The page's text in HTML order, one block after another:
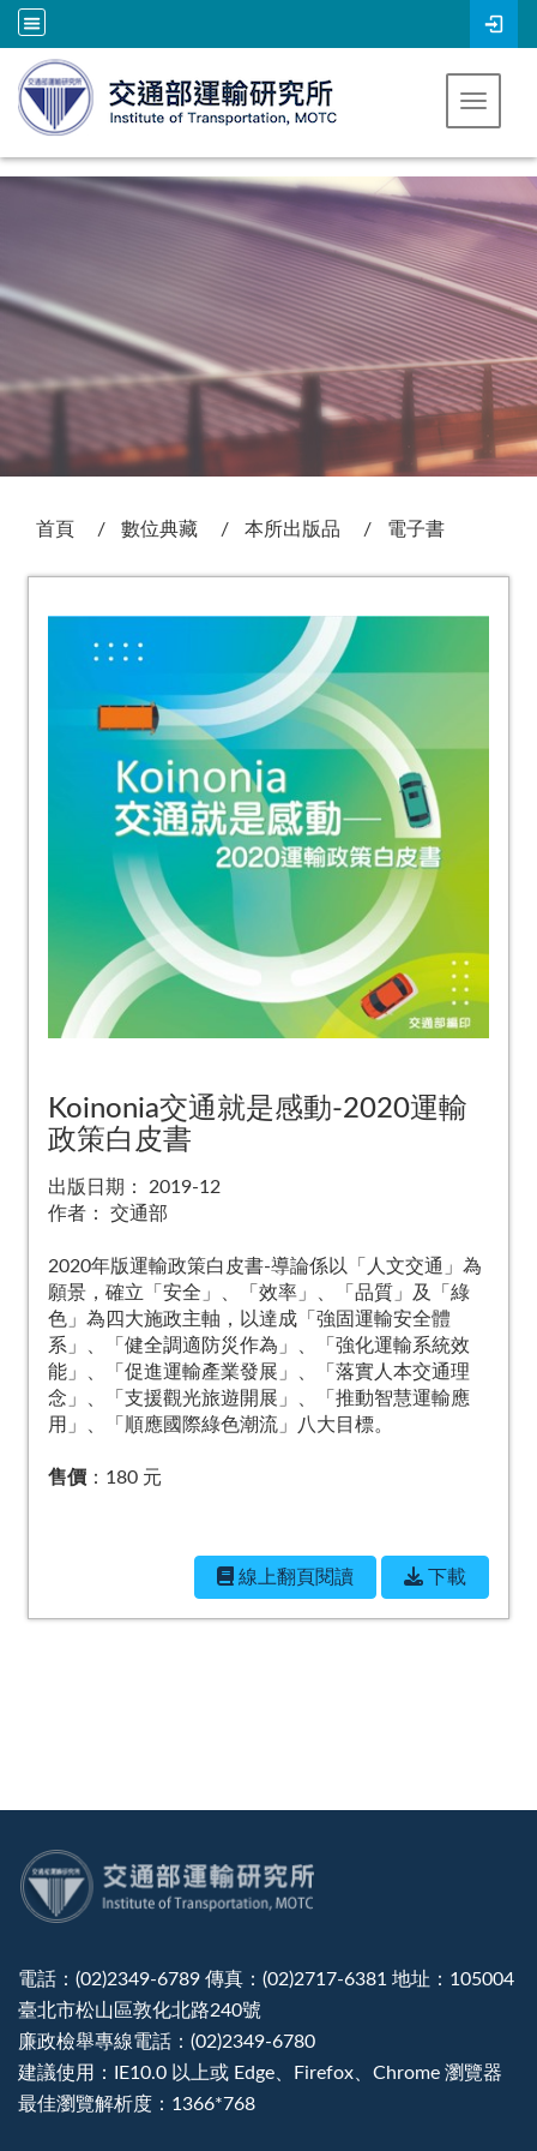
跳到主要內容
Toggle
首頁 數位典藏 本所出版品 電子書
Koinonia交通就是感動-2020運輸
政策白皮書
出版日期： 2019-12
作者： 交通部
2020年版運輸政策白皮書-導論係以「人文交通」為
願景，確立「安全」、「效率」、「品質」及「綠
色」為四大施政主軸，以達成「強固運輸安全體
系」、「健全調適防災作為」、「強化運輸系統效
能」、「促進運輸產業發展」、「落實人本交通理
念」、「支援觀光旅遊開展」、「推動智慧運輸應
用」、「順應國際綠色潮流」八大目標。
售價 ：180 元
線上翻⾴閱讀 下載
電話：(02)2349-6789 傳真：(02)2717-6381 地址：105004
臺北市松山區敦化北路240號
廉政檢舉專線電話：(02)2349-6780
建議使用：IE10.0 以上或 Edge、Firefox、Chrome 瀏覽器
最佳瀏覽解析度：1366*768